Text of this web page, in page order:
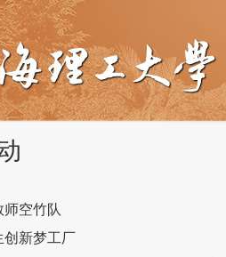
师空竹队
创新梦工厂